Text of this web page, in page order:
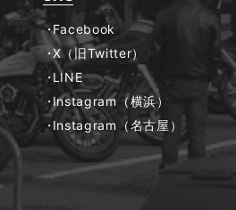
Facebook
X（旧Twitter）
LINE
Instagram（横浜）
Instagram（名古屋）